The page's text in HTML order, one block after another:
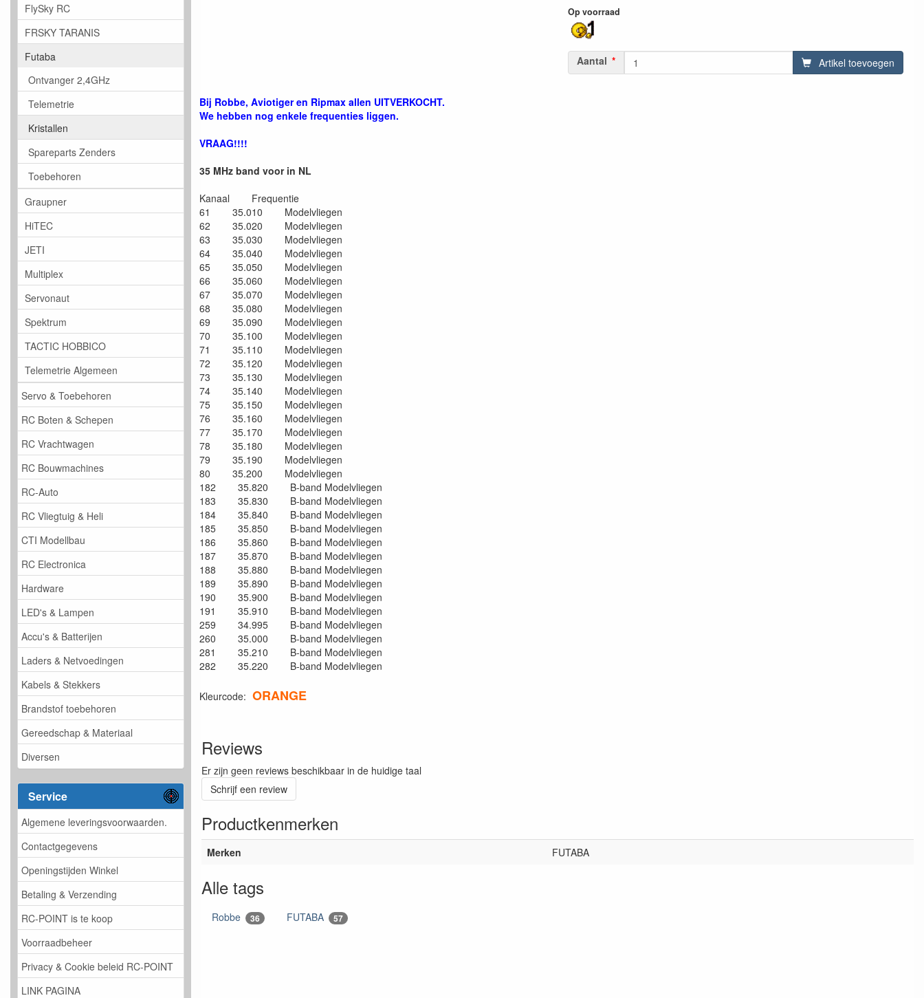
FlySky RC
FRSKY TARANIS
Futaba
Ontvanger 2,4GHz
Telemetrie
Kristallen
Spareparts Zenders
Toebehoren
Graupner
HiTEC
JETI
Multiplex
Servonaut
Spektrum
TACTIC HOBBICO
Telemetrie Algemeen
Servo & Toebehoren
RC Boten & Schepen
RC Vrachtwagen
RC Bouwmachines
RC-Auto
RC Vliegtuig & Heli
CTI Modellbau
RC Electronica
Hardware
LED's & Lampen
Accu's & Batterijen
Laders & Netvoedingen
Kabels & Stekkers
Brandstof toebehoren
Gereedschap & Materiaal
Diversen
Service
Algemene leveringsvoorwaarden.
Contactgegevens
Openingstijden Winkel
Betaling & Verzending
RC-POINT is te koop
Voorraadbeheer
Privacy & Cookie beleid RC-POINT
LINK PAGINA
Op voorraad
Aantal Artikel toevoegen
Bij Robbe, Aviotiger en Ripmax allen UITVERKOCHT.
We hebben nog enkele frequenties liggen.
VRAAG!!!!
35 MHz band voor in NL
Kanaal Frequentie
61 35.010 Modelvliegen
62 35.020 Modelvliegen
63 35.030 Modelvliegen
64 35.040 Modelvliegen
65 35.050 Modelvliegen
66 35.060 Modelvliegen
67 35.070 Modelvliegen
68 35.080 Modelvliegen
69 35.090 Modelvliegen
70 35.100 Modelvliegen
71 35.110 Modelvliegen
72 35.120 Modelvliegen
73 35.130 Modelvliegen
74 35.140 Modelvliegen
75 35.150 Modelvliegen
76 35.160 Modelvliegen
77 35.170 Modelvliegen
78 35.180 Modelvliegen
79 35.190 Modelvliegen
80 35.200 Modelvliegen
182 35.820 B-band Modelvliegen
183 35.830 B-band Modelvliegen
184 35.840 B-band Modelvliegen
185 35.850 B-band Modelvliegen
186 35.860 B-band Modelvliegen
187 35.870 B-band Modelvliegen
188 35.880 B-band Modelvliegen
189 35.890 B-band Modelvliegen
190 35.900 B-band Modelvliegen
191 35.910 B-band Modelvliegen
259 34.995 B-band Modelvliegen
260 35.000 B-band Modelvliegen
281 35.210 B-band Modelvliegen
282 35.220 B-band Modelvliegen
Kleurcode: ORANGE
Reviews
Er zijn geen reviews beschikbaar in de huidige taal
Schrijf een review
Productkenmerken
Merken FUTABA
Alle tags
Robbe 36 FUTABA 57